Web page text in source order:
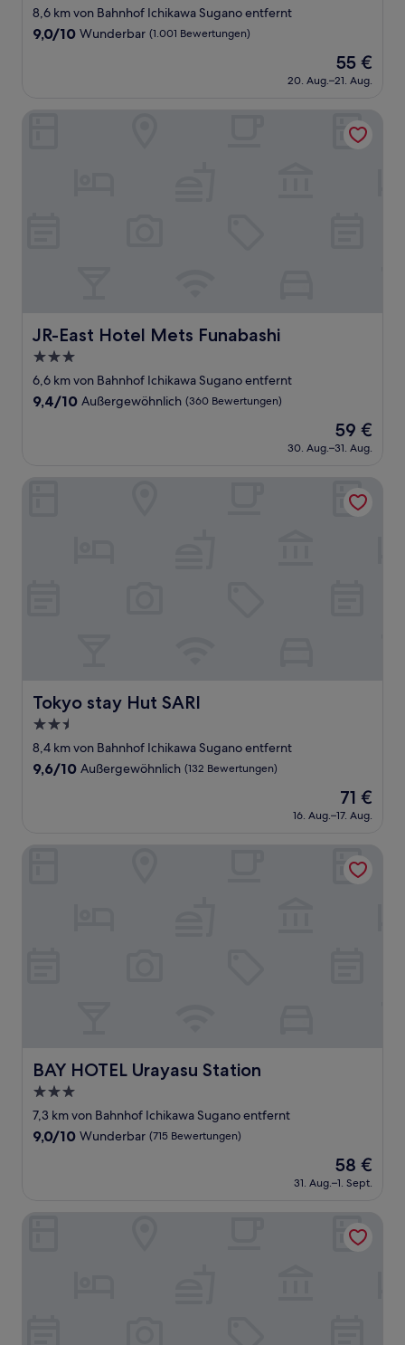
Sterne-
Unterkunft
8,6 km von Bahnhof Ichikawa Sugano entfernt
9.0
Bewertungen)
9,0/10 Wunderbar (1.001 Bewertungen)
Der
Preis
beträgt
55 €
20. Aug.–21. Aug.
JR-East Hotel Mets Funabashi
JR-East Hotel Mets Funabashi
3.0-
Sterne-
Unterkunft
6,6 km von Bahnhof Ichikawa Sugano entfernt
9.4
Bewertungen)
9,4/10 Außergewöhnlich (360 Bewertungen)
Der
Preis
beträgt
59 €
30. Aug.–31. Aug.
Tokyo stay Hut SARI
Tokyo stay Hut SARI
2.5-
Sterne-
Unterkunft
8,4 km von Bahnhof Ichikawa Sugano entfernt
9.6
Bewertungen)
9,6/10 Außergewöhnlich (132 Bewertungen)
Der
Preis
beträgt
71 €
16. Aug.–17. Aug.
BAY HOTEL Urayasu Station
BAY HOTEL Urayasu Station
3.0-
Sterne-
Unterkunft
7,3 km von Bahnhof Ichikawa Sugano entfernt
9.0
Bewertungen)
9,0/10 Wunderbar (715 Bewertungen)
Der
Preis
beträgt
58 €
31. Aug.–1. Sept.